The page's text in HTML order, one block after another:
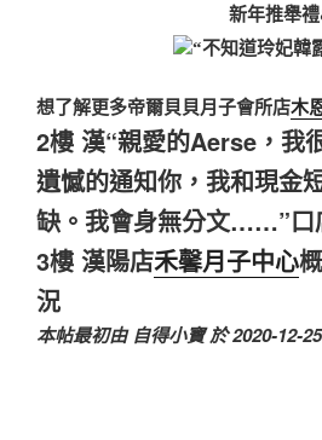
新年推舉
“不知道玲妃韓
想了解更多帝爾貝貝月子會所店木
2樓 漢“親愛的Aerse，我
遺憾的通知你，我和現金
缺。我會身無分文……”口
3樓 漢陽店禾馨月子中心
況
本帖最初由 自得小寶 於 2020-12-